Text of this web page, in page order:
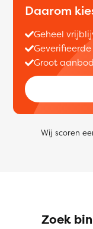
Daarom
Geheel
Geverifieerde
Groot aanbod
Wij scoren
Zoek